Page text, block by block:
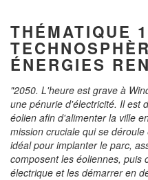
THÉMATIQUE
ÉNERGIES
"2050. L'heure est grave à
une pénurie d'électricité. Il est
éolien afin d'alimenter la ville
mission cruciale qui se
idéal pour implanter le parc,
composent les éoliennes, puis
électrique et les démarrer en